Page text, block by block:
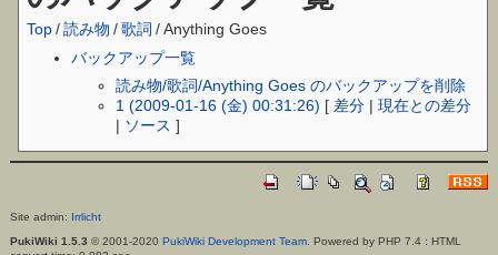
Top /読み物 /歌詞 / Anything Goes
バックアップ一覧
読み物/歌詞/Anything Goes のバックアップを削除
1 (2009-01-16 (金) 00:31:26) [ 差分 |現在との差分
| ソース ]
Site admin: Irrlicht
PukiWiki 1.5.3 © 2001-2020 PukiWiki Development Team. Powered by PHP 7.4 : HTML